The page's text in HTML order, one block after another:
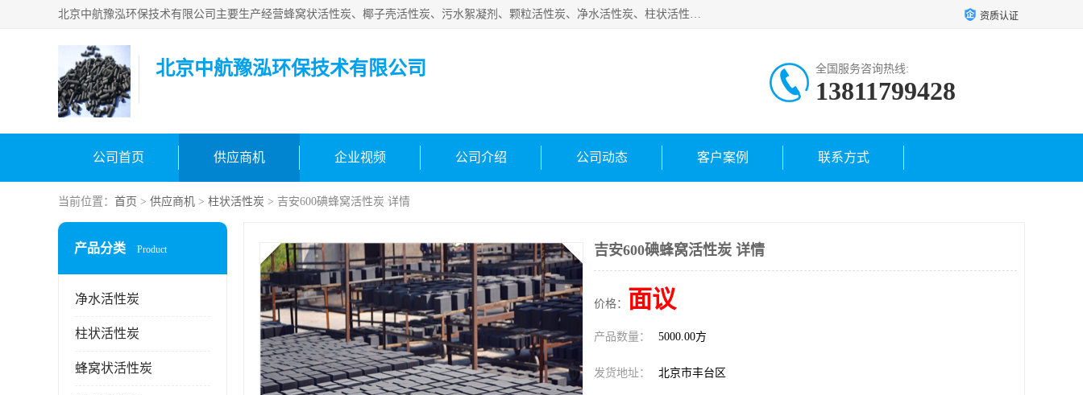
北京中航豫泓环保技术有限公司主要生产经营蜂窝状活性炭、椰子壳活性炭、污水絮凝剂、颗粒活性炭、净水活性炭、柱状活性炭等水处理和空气净化产品，品质信赖、服务保障。是您理想的合作伙伴。欢迎来电咨询！ 资质认证
北京中航豫泓环保技术有限公司 全国服务咨询热线:
13811799428
公司首页 供应商机 企业视频 公司介绍 公司动态 客户案例 联系方式
当前位置： 首页 > 供应商机 > 柱状活性炭 > 吉安600碘蜂窝活性炭 详情
产品分类 Product
净水活性炭
柱状活性炭
蜂窝状活性炭
吉安600碘蜂窝活性炭 详情
价格： 面议
产品数量： 5000.00方
发货地址： 北京市丰台区